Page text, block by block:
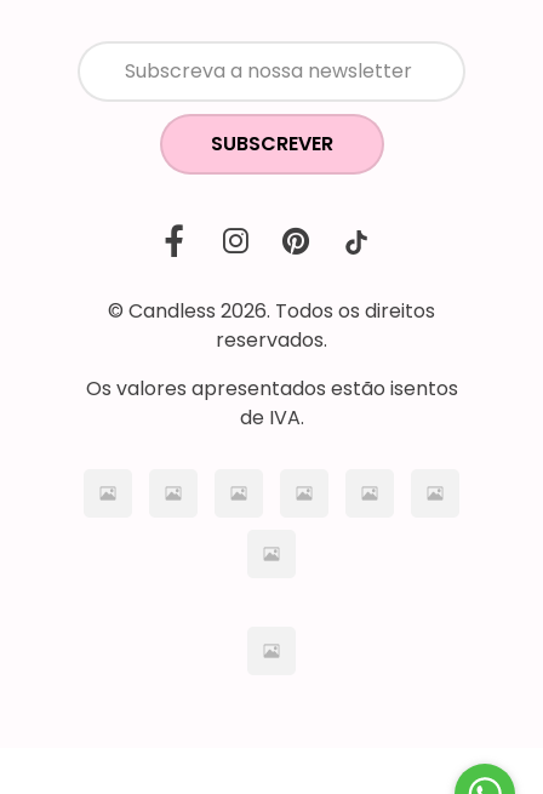
SUBSCREVER
© Candless 2026. Todos os direitos
reservados.
Os valores apresentados estão isentos
de IVA.